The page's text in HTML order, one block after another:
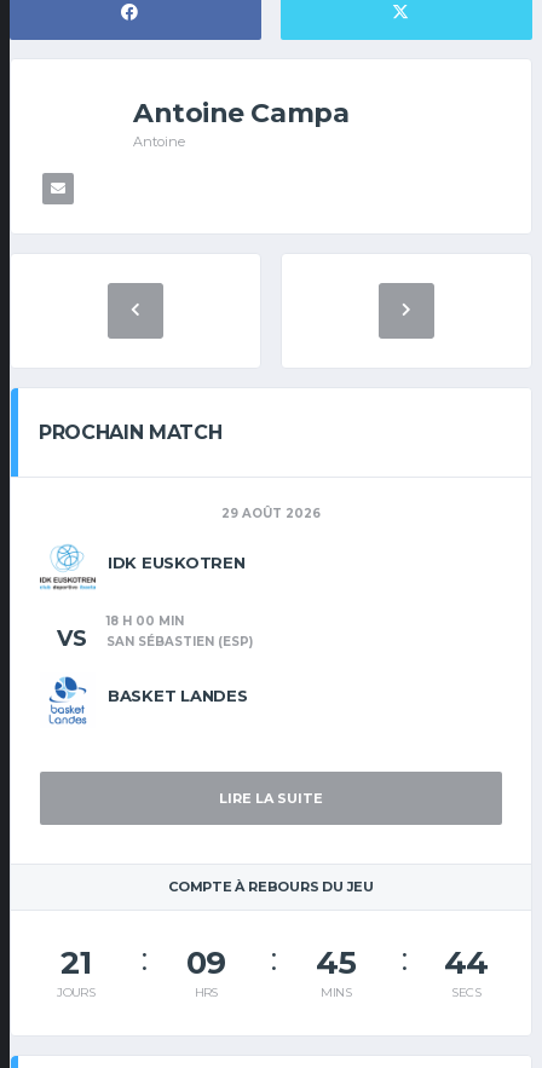
Antoine Campa
Antoine
PROCHAIN MATCH
29 AOÛT 2026
IDK EUSKOTREN
BASKET LANDES
VS
18 H 00 MIN
SAN SÉBASTIEN (ESP)
LIRE LA SUITE
COMPTE À REBOURS DU JEU
21
JOURS
09
HRS
45
MINS
44
SECS